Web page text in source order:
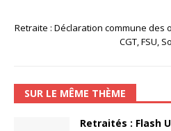
Retraite : Déclaration commune des
CGT, FSU,
SUR LE MÊME THÈME
Retraités : Flash